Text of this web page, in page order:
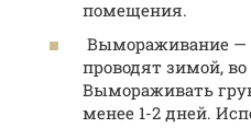
помещения.
Вымораживание —
проводят зимой,
Вымораживать
менее 1-2 дней.